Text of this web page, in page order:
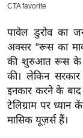
र
मि
सा
ल
बे
मि
सा
पावेल डुरोव का
अक्सर “रूस का
की शुरुआत रूस के
की। लेकिन
इनकार करने के बाद
टेलिग्राम पर
मासिक यूज़र्स हैं।